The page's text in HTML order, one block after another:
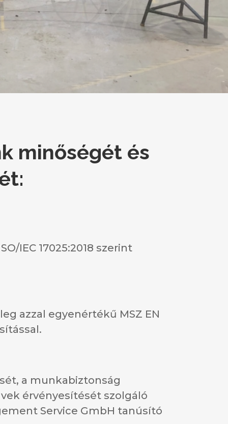
minőségét és
IEC 17025:2018 szerint
azzal egyenértékű MSZ EN
a munkabiztonság
érvényesítését szolgáló
Service GmbH tanúsító